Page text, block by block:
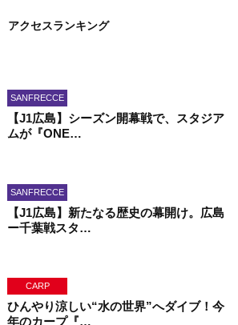
アクセスランキング
SANFRECCE
【J1広島】シーズン開幕戦で、スタジア
ムが『ONE…
SANFRECCE
【J1広島】新たなる歴史の幕開け。広島
ー千葉戦スタ…
CARP
ひんやり涼しい“水の世界”へダイブ！今
年のカープ『…